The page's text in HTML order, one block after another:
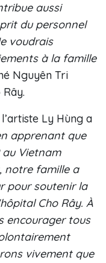
aussi
du personnel
voudrais
à la famille
Nguyên Tri
Ly Hùng a
apprenant que
au Vietnam
notre famille a
pour soutenir la
Cho Rây. À
encourager tous
vivement que